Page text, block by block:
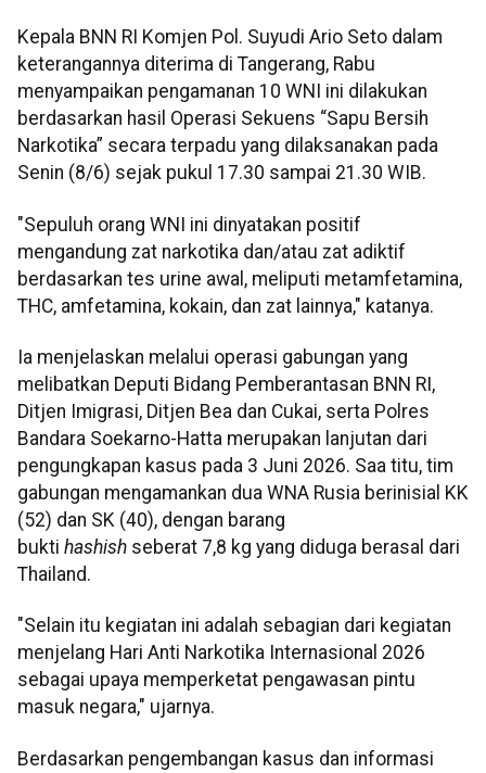
Kepala BNN RI Komjen Pol. Suyudi Ario Seto dalam
keterangannya diterima di Tangerang, Rabu
menyampaikan pengamanan 10 WNI ini dilakukan
berdasarkan hasil Operasi Sekuens “Sapu Bersih
Narkotika” secara terpadu yang dilaksanakan pada
Senin (8/6) sejak pukul 17.30 sampai 21.30 WIB.
"Sepuluh orang WNI ini dinyatakan positif
mengandung zat narkotika dan/atau zat adiktif
berdasarkan tes urine awal, meliputi metamfetamina,
THC, amfetamina, kokain, dan zat lainnya," katanya.
Ia menjelaskan melalui operasi gabungan yang
melibatkan Deputi Bidang Pemberantasan BNN RI,
Ditjen Imigrasi, Ditjen Bea dan Cukai, serta Polres
Bandara Soekarno-Hatta merupakan lanjutan dari
pengungkapan kasus pada 3 Juni 2026. Saa titu, tim
gabungan mengamankan dua WNA Rusia berinisial KK
(52) dan SK (40), dengan barang
bukti hashish seberat 7,8 kg yang diduga berasal dari
Thailand.
"Selain itu kegiatan ini adalah sebagian dari kegiatan
menjelang Hari Anti Narkotika Internasional 2026
sebagai upaya memperketat pengawasan pintu
masuk negara," ujarnya.
Berdasarkan pengembangan kasus dan informasi